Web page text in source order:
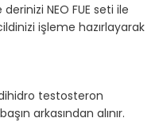
NEO FUE seti ile
işleme hazırlayarak
testosteron
arkasından alınır.